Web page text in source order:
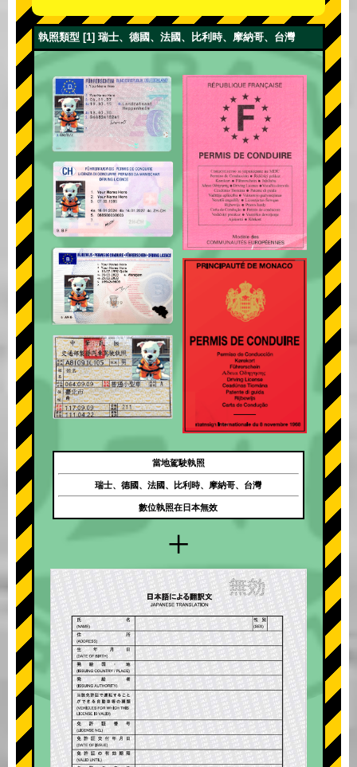
執照類型 [1] 瑞士、德國、法國、比利時、摩納哥、台灣
+
當地駕駛執照
瑞士、德國、法國、比利時、摩納哥、台灣
數位執照在日本無效